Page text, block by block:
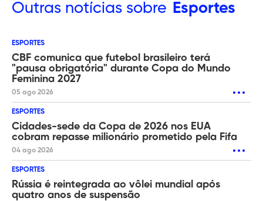
Outras notícias sobre Esportes
ESPORTES
CBF comunica que futebol brasileiro terá
"pausa obrigatória" durante Copa do Mundo
Feminina 2027
05 ago 2026
ESPORTES
Cidades-sede da Copa de 2026 nos EUA
cobram repasse milionário prometido pela Fifa
04 ago 2026
ESPORTES
Rússia é reintegrada ao vôlei mundial após
quatro anos de suspensão